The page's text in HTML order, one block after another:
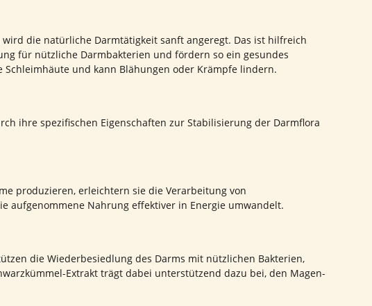
die natürliche Darmtätigkeit sanft angeregt. Das ist hilfreich
für nützliche Darmbakterien und fördern so ein gesundes
und kann Blähungen oder Krämpfe lindern.
ihre spezifischen Eigenschaften zur Stabilisierung der Darmflora
produzieren, erleichtern sie die Verarbeitung von
aufgenommene Nahrung effektiver in Energie umwandelt.
die Wiederbesiedlung des Darms mit nützlichen Bakterien,
Extrakt trägt dabei unterstützend dazu bei, den Magen-